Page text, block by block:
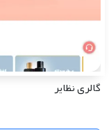
گالری نظایر